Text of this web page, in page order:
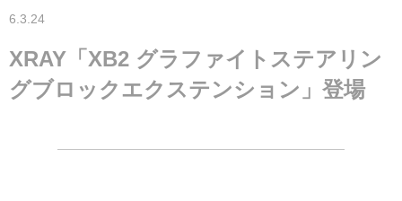
6.3.24
XRAY「XB2 グラファイトステアリン
グブロックエクステンション」登場